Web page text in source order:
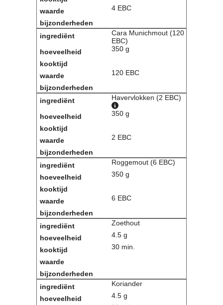
4 EBC
Cara Munichmout (120
EBC)
350 g
120 EBC
Havervlokken (2 EBC)
350 g
2 EBC
Roggemout (6 EBC)
350 g
6 EBC
Zoethout
4.5 g
30 min.
Koriander
4.5 g
Inloggen